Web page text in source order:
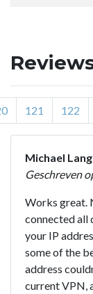
121 122
Michael
Geschreven
Works great.
connected all
your IP
some of the
address
current VPN,